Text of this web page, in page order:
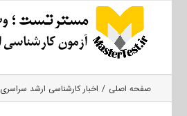
صفحه اصلی اخبار کارشناسی ارشد سراسری